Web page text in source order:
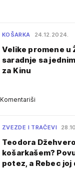
KOŠARKA 24.12.2024.
Velike promene u
saradnje sa
za Kinu
Komentariši
ZVEZDE I TRAČEVI
Teodora
košarkašem?
potez, a Rebec